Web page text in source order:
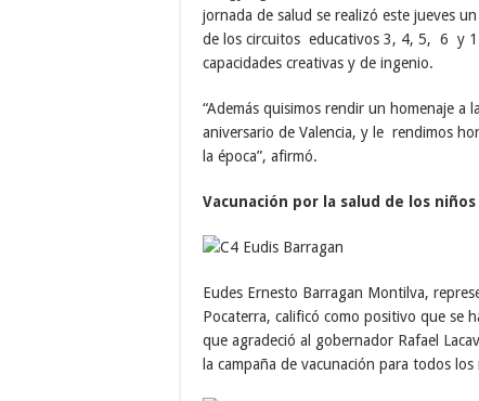
jornada de salud se realizó este jueves
de los circuitos educativos 3, 4, 5, 6 y
capacidades creativas y de ingenio.
“Además quisimos rendir un homenaje a
aniversario de Valencia, y le rendimos
la época”, afirmó.
Vacunación por la salud de los niños
Eudes Ernesto Barragan Montilva,
Pocaterra, calificó como positivo que se
que agradeció al gobernador Rafael
la campaña de vacunación para todos los